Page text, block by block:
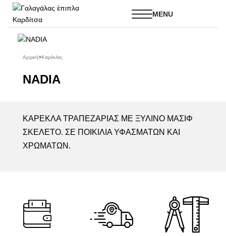
Αρχική>Καρέκλες
NADIA
ΚΑΡΕΚΛΑ ΤΡΑΠΕΖΑΡΙΑΣ ΜΕ ΞΥΛΙΝΟ ΜΑΣΙΦ
ΣΚΕΛΕΤΟ. ΣΕ ΠΟΙΚΙΛΙΑ ΥΦΑΣΜΑΤΩΝ ΚΑΙ
ΧΡΩΜΑΤΩΝ.